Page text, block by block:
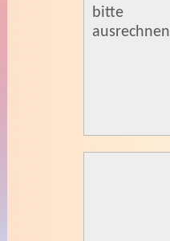
bitte
ausrechnen